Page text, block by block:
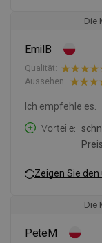
Die
EmilB
Qualität:
Aussehen:
Ich empfehle es.
Vorteile
Preis.
Zeigen Sie
Die
PeteM